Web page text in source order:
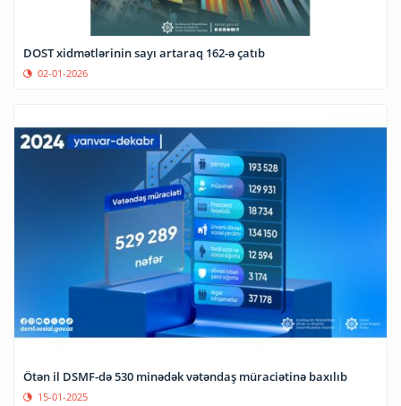
DOST xidmətlərinin sayı artaraq 162-ə çatıb
02-01-2026
Ötən il DSMF-də 530 minədək vətəndaş müraciətinə baxılıb
15-01-2025